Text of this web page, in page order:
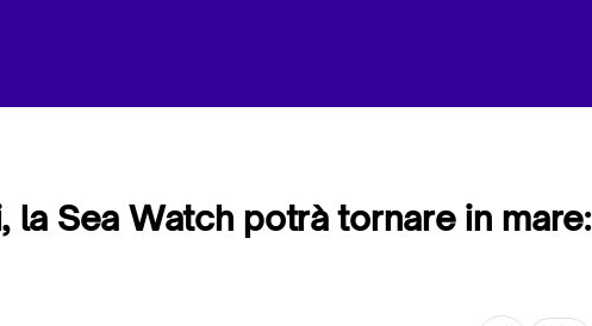
la Sea Watch potrà tornare in mare: